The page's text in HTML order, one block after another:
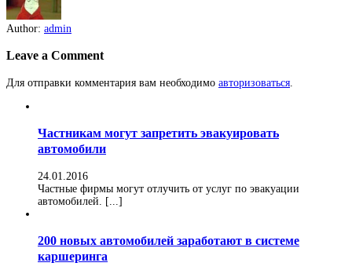
Author: admin
Leave a Comment
Для отправки комментария вам необходимо авторизоваться
Частникам могут запретить эвакуировать
автомобили
24.01.2016
Частные фирмы могут отлучить от услуг по эвакуации
автомобилей. [...]
200 новых автомобилей заработают в системе
каршеринга